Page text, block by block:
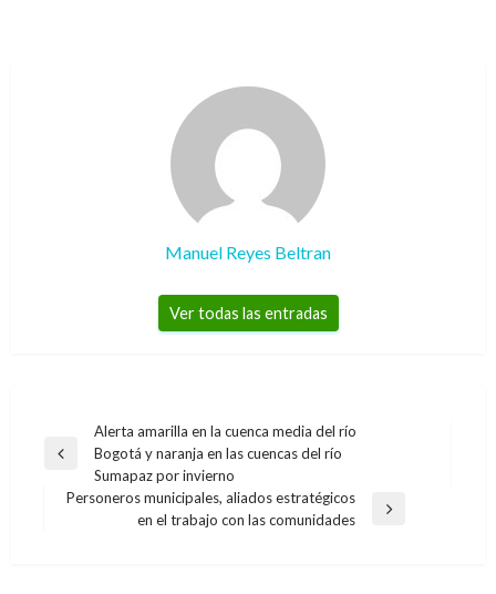
Manuel Reyes Beltran
Ver todas las entradas
Navegación
de
entradas
Entrada
anterior
Alerta amarilla en la cuenca media del río
Bogotá y naranja en las cuencas del río
Sumapaz por invierno
Personeros municipales, aliados estratégicos
en el trabajo con las comunidades